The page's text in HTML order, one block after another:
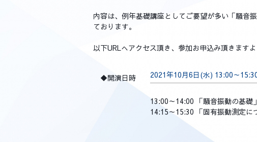
内容は、例年基礎講座としてご要望が多い「騒音
ております。
以下URLへアクセス頂き、参加お申込み頂きますよ
◆開演日時 2021年10月6日(水) 13:00～
13:00～14:00 「騒音振動の基礎」
14:15～15:30 「固有振動測定に